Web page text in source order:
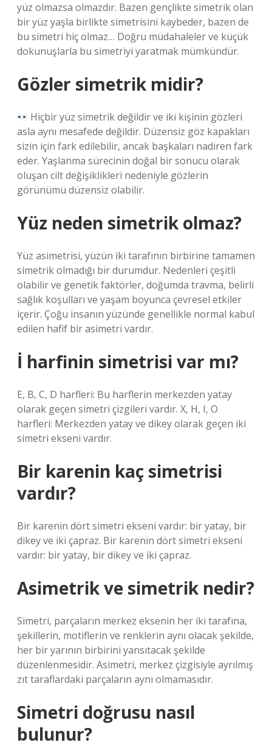
yüz olmazsa olmazdır. Bazen gençlikte simetrik olan
bir yüz yaşla birlikte simetrisini kaybeder, bazen de
bu simetri hiç olmaz… Doğru müdahaleler ve küçük
dokunuşlarla bu simetriyi yaratmak mümkündür.
Gözler simetrik midir?
Hiçbir yüz simetrik değildir ve iki kişinin gözleri
asla aynı mesafede değildir. Düzensiz göz kapakları
sizin için fark edilebilir, ancak başkaları nadiren fark
eder. Yaşlanma sürecinin doğal bir sonucu olarak
oluşan cilt değişiklikleri nedeniyle gözlerin
görünümü düzensiz olabilir.
Yüz neden simetrik olmaz?
Yüz asimetrisi, yüzün iki tarafının birbirine tamamen
simetrik olmadığı bir durumdur. Nedenleri çeşitli
olabilir ve genetik faktörler, doğumda travma, belirli
sağlık koşulları ve yaşam boyunca çevresel etkiler
içerir. Çoğu insanın yüzünde genellikle normal kabul
edilen hafif bir asimetri vardır.
İ harfinin simetrisi var mı?
E, B, C, D harfleri: Bu harflerin merkezden yatay
olarak geçen simetri çizgileri vardır. X, H, I, O
harfleri: Merkezden yatay ve dikey olarak geçen iki
simetri ekseni vardır.
Bir karenin kaç simetrisi
vardır?
Bir karenin dört simetri ekseni vardır: bir yatay, bir
dikey ve iki çapraz. Bir karenin dört simetri ekseni
vardır: bir yatay, bir dikey ve iki çapraz.
Asimetrik ve simetrik nedir?
Simetri, parçaların merkez eksenin her iki tarafına,
şekillerin, motiflerin ve renklerin aynı olacak şekilde,
her bir yarının birbirini yansıtacak şekilde
düzenlenmesidir. Asimetri, merkez çizgisiyle ayrılmış
zıt taraflardaki parçaların aynı olmamasıdır.
Simetri doğrusu nasıl
bulunur?